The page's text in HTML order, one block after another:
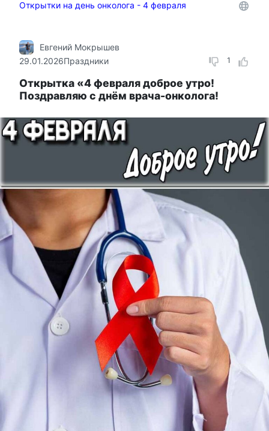
Открытки на день онколога - 4 февраля
1
Евгений Мокрышев
29.01.2026Праздники
Открытка «4 февраля доброе утро!
Поздравляю с днём врача-онколога!